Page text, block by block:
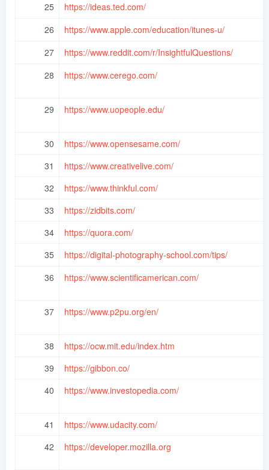
25
https://ideas.ted.com/
26
https://www.apple.com/education/itunes-u/
27
https://www.reddit.com/r/InsightfulQuestions/
28
https://www.cerego.com/
29 https://www.uopeople.edu/
30
https://www.opensesame.com/
31
https://www.creativelive.com/
32
https://www.thinkful.com/
33
https://zidbits.com/
34
https://quora.com/
35
https://digital-photography-school.com/tips/
36
https://www.scientificamerican.com/
37 https://www.p2pu.org/en/
38
https://ocw.mit.edu/index.htm
39
https://gibbon.co/
40
https://www.investopedia.com/
41
https://www.udacity.com/
42
https://developer.mozilla.org